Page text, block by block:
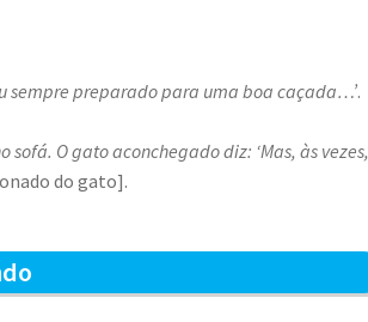
sempre preparado para uma boa caçada…’.
O gato aconchegado diz: ‘Mas, às vezes,
do gato].
Preparado